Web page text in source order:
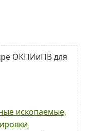
ОКПИиПВ для
ископаемые,